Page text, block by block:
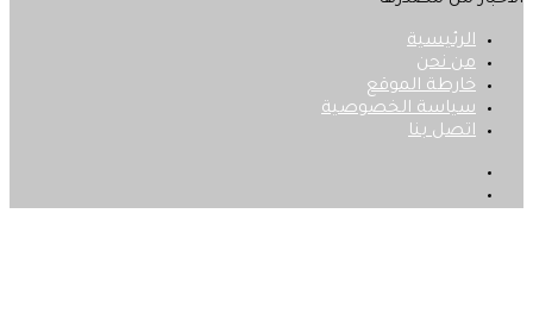
الرئيسية
من نحن
خارطة الموقع
سياسة الخصوصية
اتصل بنا